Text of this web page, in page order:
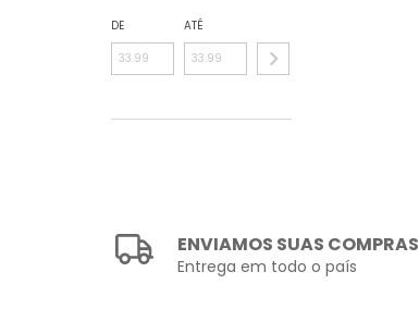
DE ATÉ
ENVIAMOS SUAS COMPRAS
Entrega em todo o país